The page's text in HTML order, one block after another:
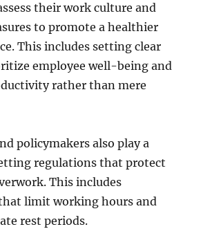
their work culture and
to promote a healthier
This includes setting clear
employee well-being and
rather than mere
policymakers also play a
regulations that protect
This includes
limit working hours and
rest periods.